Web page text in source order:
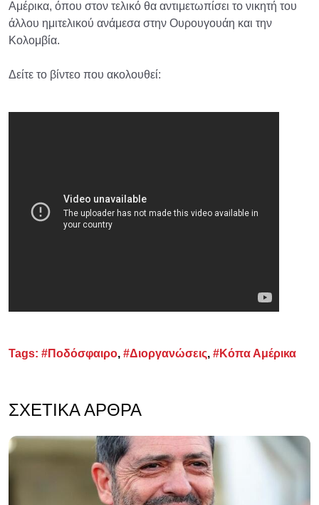
Αμέρικα, όπου στον τελικό θα αντιμετωπίσει το νικητή του
άλλου ημιτελικού ανάμεσα στην Ουρουγουάη και την
Κολομβία.
Δείτε το βίντεο που ακολουθεί:
Tags: #Ποδόσφαιρο, #Διοργανώσεις, #Κόπα Αμέρικα
ΣΧΕΤΙΚΆ ΆΡΘΡΑ